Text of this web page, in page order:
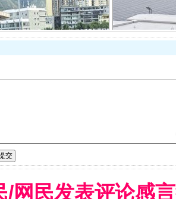
球赛在茂县开幕 规模
技园优化重塑工作
/网民发表评论感